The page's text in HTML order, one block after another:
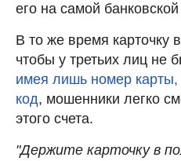
его на самой
В то же время карточку
чтобы у третьих лиц не
имея лишь номер карты,
код, мошенники легко
этого счета.
"Держите карточку в